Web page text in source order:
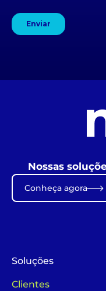
Nossas
Conheça agora
Soluções
Clientes